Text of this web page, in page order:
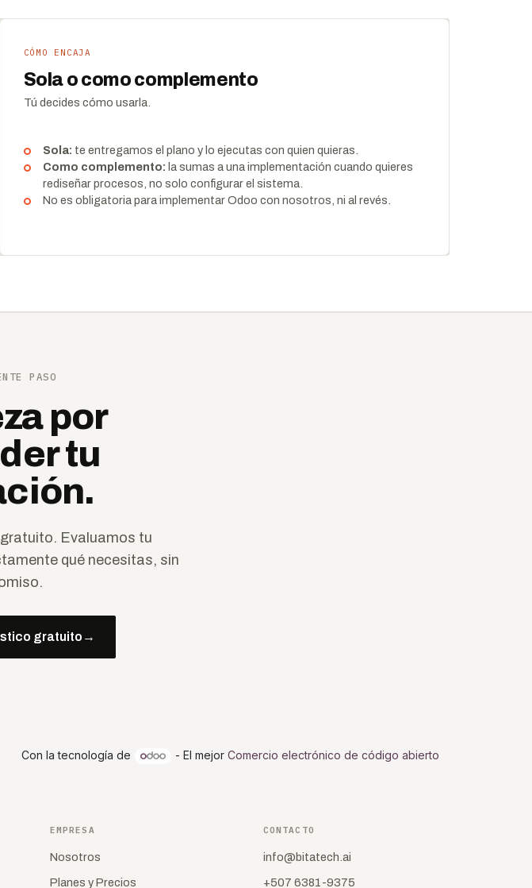
CÓMO ENCAJA
Sola o como complemento
Tú decides cómo usarla.
Sola: te entregamos el plano y lo ejecutas con quien quieras.
Como complemento: la sumas a una implementación cuando quieres
rediseñar procesos, no solo configurar el sistema.
No es obligatoria para implementar Odoo con nosotros, ni al revés.
PASO
por
tu
Evaluamos tu
qué necesitas, sin
gratuito →
Con la tecnología de
- El mejor Comercio electrónico de código abierto
EMPRESA
Nosotros
Planes y Precios
CONTACTO
info@bitatech.ai
+507 6381-9375